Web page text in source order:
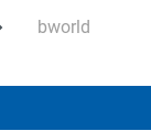
bworld